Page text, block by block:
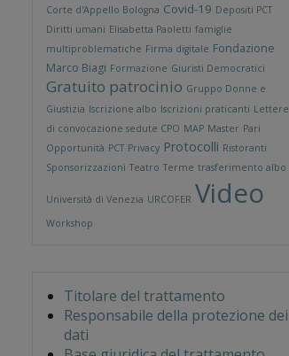
Corte d'Appello Bologna Covid-19 Depositi PCT
Diritti umani Elisabetta Paoletti famiglie
multiproblematiche Firma digitale Fondazione
Marco Biagi Formazione Giuristi Democratici
Gratuito patrocinio Gruppo Donne e
Giustizia Iscrizione albo Iscrizioni praticanti Lettere
di convocazione sedute CPO MAP Master Pari
Opportunità PCT Privacy Protocolli Ristoranti
Sponsorizzazioni Teatro Terme trasferimento albo
Università di Venezia URCOFER Video
Workshop
Titolare del trattamento
Responsabile della protezione dei
dati